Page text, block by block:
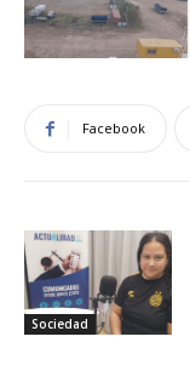
Facebook
Sociedad